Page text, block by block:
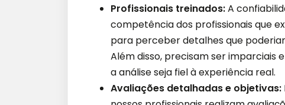
Profissionais treinados:A
competência dos profissionais que
para perceber detalhes que
Além disso, precisam ser imparciais
a análise seja fiel à experiência real.
Avaliações detalhadas e objetivas: